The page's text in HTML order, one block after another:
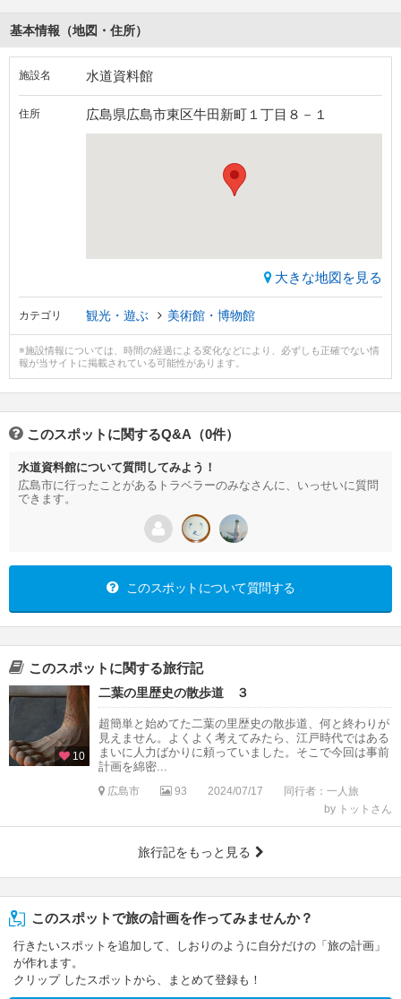
基本情報（地図・住所）
施設名 水道資料館
住所 広島県広島市東区牛田新町１丁目８－１
大きな地図を見る
カテゴリ 観光・遊ぶ 美術館・博物館
※施設情報については、時間の経過による変化などにより、必ずしも正確でない情
報が当サイトに掲載されている可能性があります。
このスポットに関するQ&A（0件）
水道資料館について質問してみよう！
広島市に行ったことがあるトラベラーのみなさんに、いっせいに質問
できます。
このスポットについて質問する
このスポットに関する旅行記
10
二葉の里歴史の散歩道 ３
超簡単と始めてた二葉の里歴史の散歩道、何と終わりが
見えません。よくよく考えてみたら、江戸時代ではある
まいに人力ばかりに頼っていました。そこで今回は事前
計画を綿密...
広島市 93 2024/07/17
同行者：一人旅
by トットさん
旅行記をもっと見る
このスポットで旅の計画を作ってみませんか？
行きたいスポットを追加して、しおりのように自分だけの「旅の計画」
が作れます。
クリップ したスポットから、まとめて登録も！